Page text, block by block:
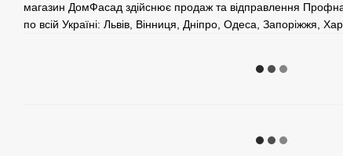
магазин ДомФасад здійснює продаж та відправлення
по всій Україні: Львів, Вінниця, Дніпро, Одеса, Запоріжжя,